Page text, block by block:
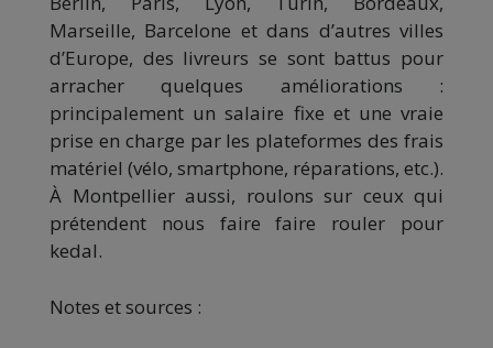
Marseille, Barcelone et dans d’autres villes
d’Europe, des livreurs se sont battus pour
arracher quelques améliorations :
principalement un salaire fixe et une vraie
prise en charge par les plateformes des frais
matériel (vélo, smartphone, réparations, etc.).
À Montpellier aussi, roulons sur ceux qui
prétendent nous faire faire rouler pour
kedal.
Notes et sources :